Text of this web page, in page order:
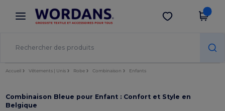
× Appli Wordans
Meilleurs prix sur l’app !
Obtenir l'appli
Accueil Vêtements | Unis Robe Combinaison Enfants
Combinaison Bleue pour Enfant : Confort et Style en
Belgique